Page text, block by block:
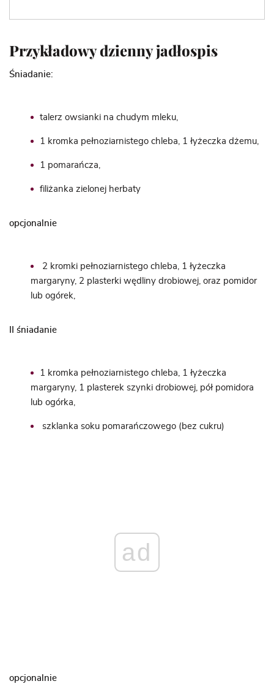
Przykładowy dzienny jadłospis
Śniadanie:
talerz owsianki na chudym mleku,
1 kromka pełnoziarnistego chleba, 1 łyżeczka dżemu,
1 pomarańcza,
filiżanka zielonej herbaty
opcjonalnie
2 kromki pełnoziarnistego chleba, 1 łyżeczka
margaryny, 2 plasterki wędliny drobiowej, oraz pomidor
lub ogórek,
II śniadanie
1 kromka pełnoziarnistego chleba, 1 łyżeczka
margaryny, 1 plasterek szynki drobiowej, pół pomidora
lub ogórka,
szklanka soku pomarańczowego (bez cukru)
ad
opcjonalnie